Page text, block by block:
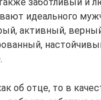
идеального
активный,
об отце, то в